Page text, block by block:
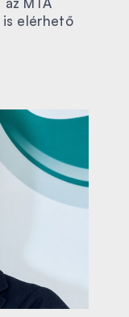
is elérhető